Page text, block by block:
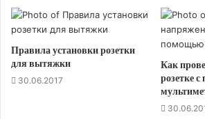
оболочке также
ПВХ. Существует ещё одна
– ВБбШвнг-LS (Low Smoke).
такой кабель не
он ещё и не выделяет дым.
Правила установки розетки
для вытяжки
30.06.2017
Как
розетке